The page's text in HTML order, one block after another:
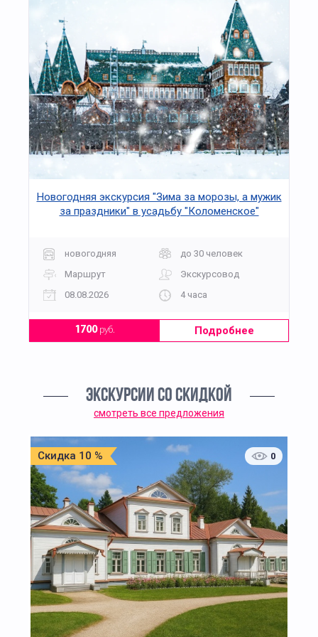
Новогодняя экскурсия "Зима за морозы, а мужик
за праздники" в усадьбу "Коломенское"
новогодняя
до 30 человек
Маршрут
Экскурсовод
08.08.2026
4 часа
1700руб. Подробнее
ЭКСКУРСИИ СО СКИДКОЙ
смотреть все предложения
Скидка 10 % 0